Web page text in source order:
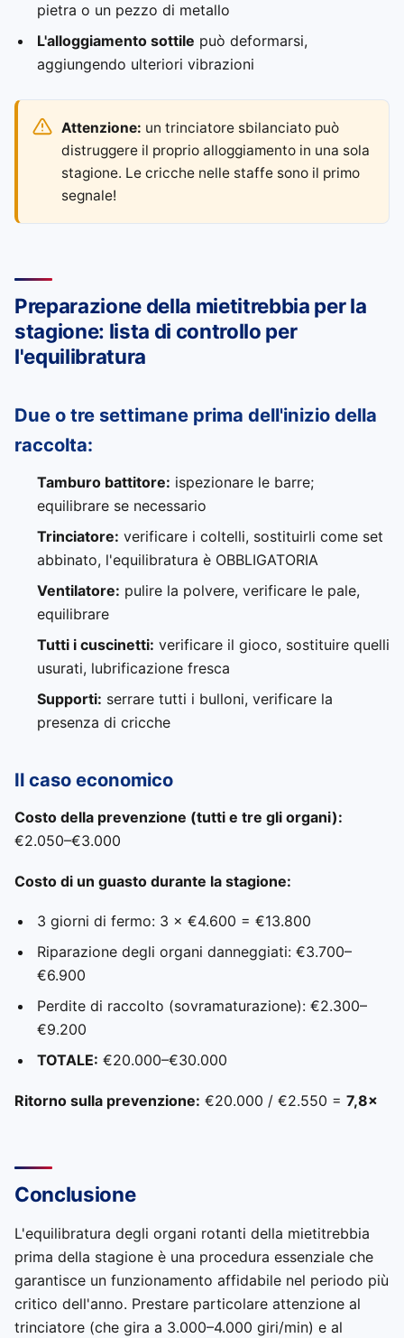
pietra o un pezzo di metallo
L'alloggiamento sottile può deformarsi,
aggiungendo ulteriori vibrazioni
Attenzione: un trinciatore sbilanciato può
distruggere il proprio alloggiamento in una sola
stagione. Le cricche nelle staffe sono il primo
segnale!
Preparazione della mietitrebbia per la
stagione: lista di controllo per
l'equilibratura
Due o tre settimane prima dell'inizio della
raccolta:
Tamburo battitore: ispezionare le barre;
equilibrare se necessario
Trinciatore: verificare i coltelli, sostituirli come set
abbinato, l'equilibratura è OBBLIGATORIA
Ventilatore: pulire la polvere, verificare le pale,
equilibrare
Tutti i cuscinetti: verificare il gioco, sostituire quelli
usurati, lubrificazione fresca
Supporti: serrare tutti i bulloni, verificare la
presenza di cricche
Il caso economico
Costo della prevenzione (tutti e tre gli organi):
€2.050–€3.000
Costo di un guasto durante la stagione:
3 giorni di fermo: 3 × €4.600 = €13.800
Riparazione degli organi danneggiati: €3.700–
€6.900
Perdite di raccolto (sovramaturazione): €2.300–
€9.200
TOTALE: €20.000–€30.000
Ritorno sulla prevenzione: €20.000 / €2.550 = 7,8×
Conclusione
L'equilibratura degli organi rotanti della mietitrebbia
prima della stagione è una procedura essenziale che
garantisce un funzionamento affidabile nel periodo più
critico dell'anno. Prestare particolare attenzione al
trinciatore (che gira a 3.000–4.000 giri/min) e al